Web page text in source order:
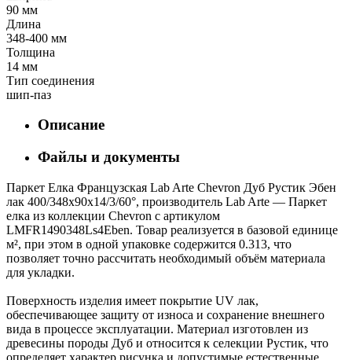
90 мм
Длина
348-400 мм
Толщина
14 мм
Тип соединения
шип-паз
Описание
Файлы и документы
Паркет Елка Французская Lab Arte Chevron Дуб Рустик Эбен
лак 400/348х90х14/3/60°, производитель Lab Arte — Паркет
елка из коллекции Chevron с артикулом
LMFR1490348Ls4Eben. Товар реализуется в базовой единице
м², при этом в одной упаковке содержится 0.313, что
позволяет точно рассчитать необходимый объём материала
для укладки.
Поверхность изделия имеет покрытие UV лак,
обеспечивающее защиту от износа и сохранение внешнего
вида в процессе эксплуатации. Материал изготовлен из
древесины породы Дуб и относится к селекции Рустик, что
определяет характер рисунка и допустимые естественные